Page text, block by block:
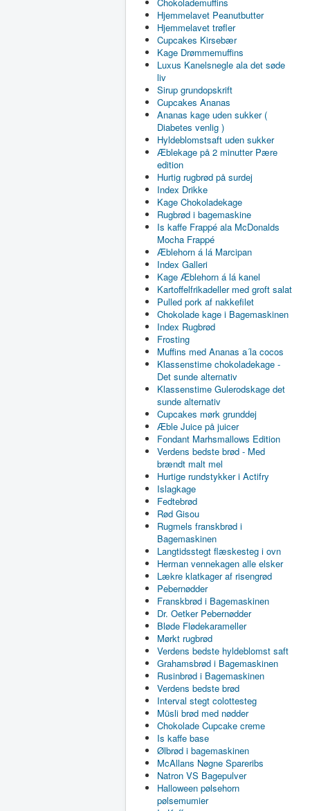
Hjemmelavet Peanutbutter
Hjemmelavet trøfler
Cupcakes Kirsebær
Kage Drømmemuffins
Luxus Kanelsnegle ala det søde
liv
Sirup grundopskrift
Cupcakes Ananas
Ananas kage uden sukker (
Diabetes venlig )
Hyldeblomstsaft uden sukker
Æblekage på 2 minutter Pære
edition
Hurtig rugbrød på surdej
Index Drikke
Kage Chokoladekage
Rugbrød i bagemaskine
Is kaffe Frappé ala McDonalds
Mocha Frappé
Æblehorn á lá Marcipan
Index Galleri
Kage Æblehorn á lá kanel
Kartoffelfrikadeller med groft salat
Pulled pork af nakkefilet
Chokolade kage i Bagemaskinen
Index Rugbrød
Frosting
Muffins med Ananas a´la cocos
Klassenstime chokoladekage -
Det sunde alternativ
Klassenstime Gulerodskage det
sunde alternativ
Cupcakes mørk grunddej
Æble Juice på juicer
Fondant Marhsmallows Edition
Verdens bedste brød - Med
brændt malt mel
Hurtige rundstykker i Actifry
Islagkage
Fedtebrød
Rød Gisou
Rugmels franskbrød i
Bagemaskinen
Langtidsstegt flæskesteg i ovn
Herman vennekagen alle elsker
Lækre klatkager af risengrød
Pebernødder
Franskbrød i Bagemaskinen
Dr. Oetker Pebernødder
Bløde Flødekarameller
Mørkt rugbrød
Verdens bedste hyldeblomst saft
Grahamsbrød i Bagemaskinen
Rusinbrød i Bagemaskinen
Verdens bedste brød
Interval stegt colottesteg
Müsli brød med nødder
Chokolade Cupcake creme
Is kaffe base
Ølbrød i bagemaskinen
McAllans Nøgne Spareribs
Natron VS Bagepulver
Halloween pølsehorn
pølsemumier